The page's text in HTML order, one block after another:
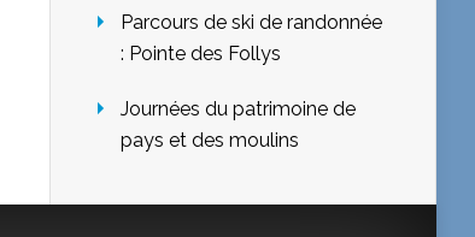
Parcours de ski de randonnée
: Pointe des Follys
Journées du patrimoine de
pays et des moulins